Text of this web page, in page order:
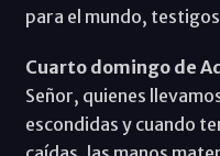
para el mundo,
Cuarto domingo de
Señor, quienes
escondidas y cuando